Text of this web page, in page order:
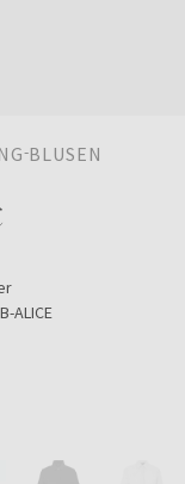
BLUSEN
ALICE